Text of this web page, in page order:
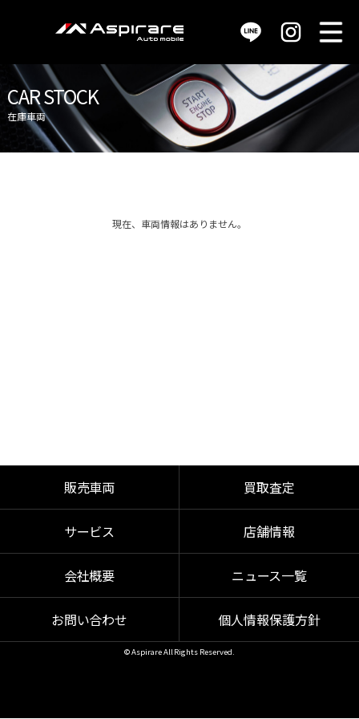
販売車両 / car stock
買取査定 / purchase
店舗情報 / shop info
CAR STOCK
在庫車両
現在、車両情報はありません。
販売車両 買取査定
サービス 店舗情報
会社概要 ニュース一覧
お問い合わせ 個人情報保護方針
© Aspirare All Rights Reserved.